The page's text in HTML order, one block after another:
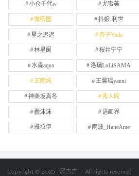
小仓千代w 尤蜜荟
微密圈 抖娘-利世
星之迟迟 杏子Yada
林星阑 桜井宁宁
水淼aqua 洛璃LoLiSAMA
王雨纯 王馨瑶yanni
神楽坂真冬 秀人网
蠢沫沫 语画界
雅拉伊 雨波_HaneAme
Copyright © 2025 涩吉吉 - All rights reserved